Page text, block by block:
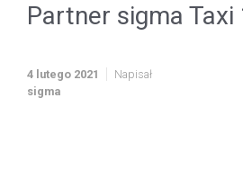
Partner sigma Taxi
4 lutego 2021
Napisał
sigma